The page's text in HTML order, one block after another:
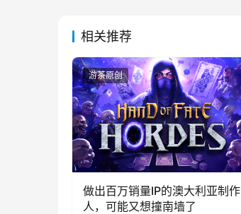
相关推荐
游茶原创
做出百万销量IP的澳大利亚制作
人，可能又想撞南墙了